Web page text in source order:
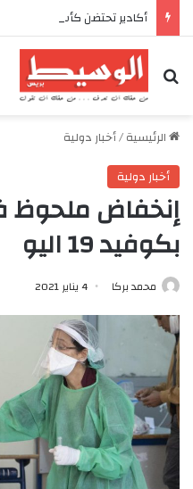
بحث عن
الرئيسية/أخبار دولية
أخبار دولية
إنخفاض ملحوظ
بكوفيد 19 اليو
محمد بركا 4 يناير 2021